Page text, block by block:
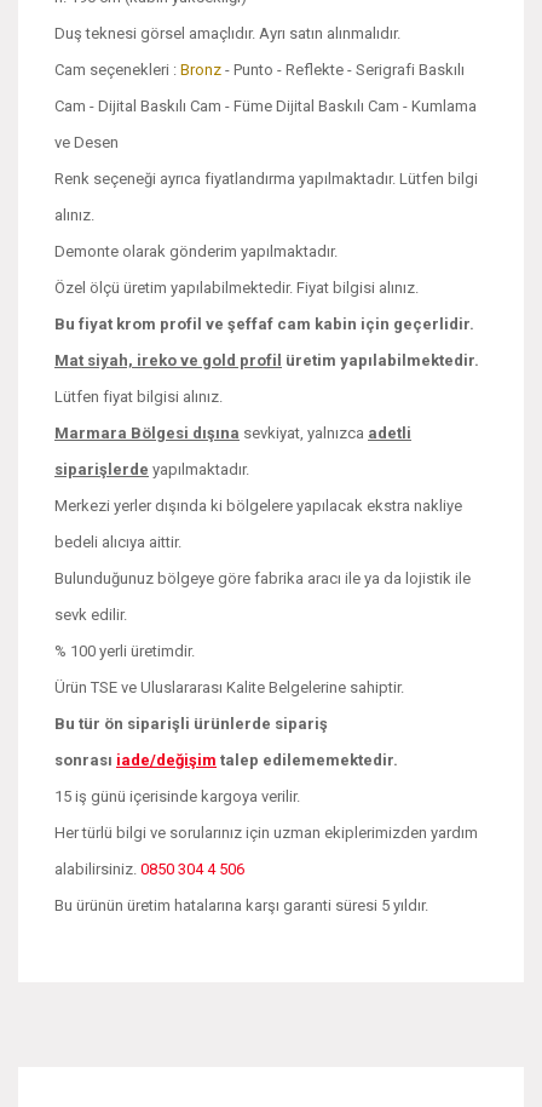
Duş teknesi görsel amaçlıdır. Ayrı satın alınmalıdır.
Cam seçenekleri : Bronz - Punto - Reflekte - Serigrafi Baskılı
Cam - Dijital Baskılı Cam - Füme Dijital Baskılı Cam - Kumlama
ve Desen
Renk seçeneği ayrıca fiyatlandırma yapılmaktadır. Lütfen bilgi
alınız.
Demonte olarak gönderim yapılmaktadır.
Özel ölçü üretim yapılabilmektedir. Fiyat bilgisi alınız.
Bu fiyat krom profil ve şeffaf cam kabin için geçerlidir.
Mat siyah, ireko ve gold profil üretim yapılabilmektedir.
Lütfen fiyat bilgisi alınız.
Marmara Bölgesi dışına sevkiyat, yalnızca adetli
siparişlerde yapılmaktadır.
Merkezi yerler dışında ki bölgelere yapılacak ekstra nakliye
bedeli alıcıya aittir.
Bulunduğunuz bölgeye göre fabrika aracı ile ya da lojistik ile
sevk edilir.
% 100 yerli üretimdir.
Ürün TSE ve Uluslararası Kalite Belgelerine sahiptir.
Bu tür ön siparişli ürünlerde sipariş
sonrası iade/değişim talep edilememektedir.
15 iş günü içerisinde kargoya verilir.
Her türlü bilgi ve sorularınız için uzman ekiplerimizden yardım
alabilirsiniz. 0850 304 4 506
Bu ürünün üretim hatalarına karşı garanti süresi 5 yıldır.